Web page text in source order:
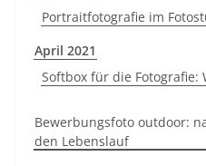
Portraitfotografie im
April 2021
Softbox für die Fotografie:
Bewerbungsfoto outdoor:
den Lebenslauf